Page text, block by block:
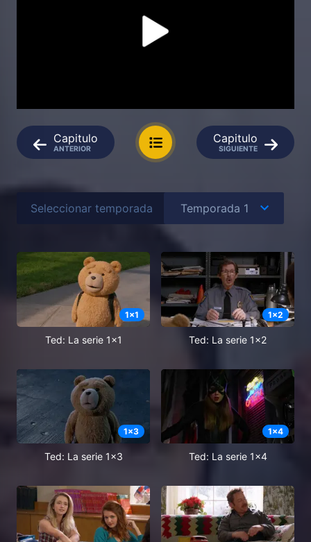
Capitulo
ANTERIOR
Capitulo
SIGUIENTE
Seleccionar temporada
1x1
Ted: La serie 1x1
1x2
Ted: La serie 1x2
1x3
Ted: La serie 1x3
1x4
Ted: La serie 1x4